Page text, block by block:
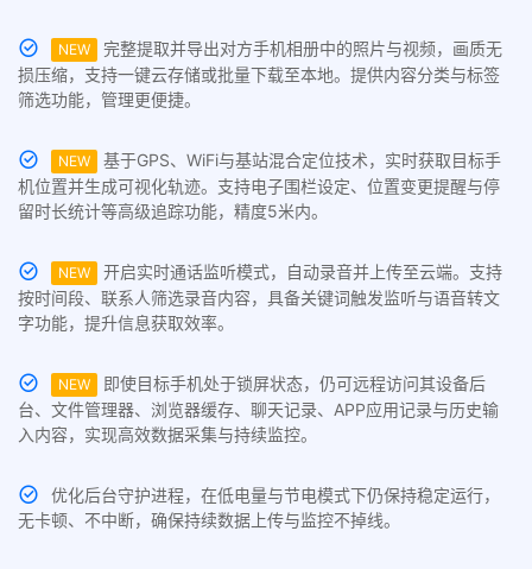
NEW
完整提取并导出对方手机相册中的照片与视频，画质无
损压缩，支持一键云存储或批量下载至本地。提供内容分类与标签
筛选功能，管理更便捷。
NEW
基于GPS、WiFi与基站混合定位技术，实时获取目标手
机位置并生成可视化轨迹。支持电子围栏设定、位置变更提醒与停
留时长统计等高级追踪功能，精度5米内。
NEW
开启实时通话监听模式，自动录音并上传至云端。支持
按时间段、联系人筛选录音内容，具备关键词触发监听与语音转文
字功能，提升信息获取效率。
NEW
即使目标手机处于锁屏状态，仍可远程访问其设备后
台、文件管理器、浏览器缓存、聊天记录、APP应用记录与历史输
入内容，实现高效数据采集与持续监控。
优化后台守护进程，在低电量与节电模式下仍保持稳定运行，
无卡顿、不中断，确保持续数据上传与监控不掉线。